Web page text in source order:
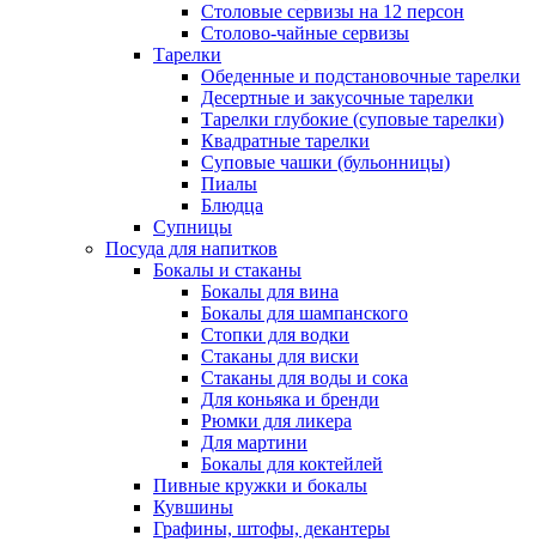
Столовые сервизы на 12 персон
Столово-чайные сервизы
Тарелки
Обеденные и подстановочные тарелки
Десертные и закусочные тарелки
Тарелки глубокие (суповые тарелки)
Квадратные тарелки
Суповые чашки (бульонницы)
Пиалы
Блюдца
Супницы
Посуда для напитков
Бокалы и стаканы
Бокалы для вина
Бокалы для шампанского
Стопки для водки
Стаканы для виски
Стаканы для воды и сока
Для коньяка и бренди
Рюмки для ликера
Для мартини
Бокалы для коктейлей
Пивные кружки и бокалы
Кувшины
Графины, штофы, декантеры